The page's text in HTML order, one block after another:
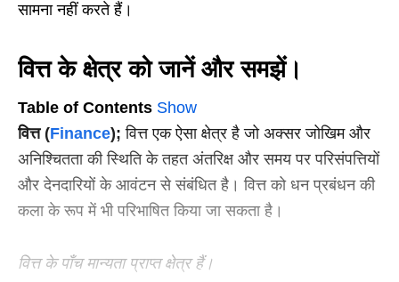
सामना नहीं करते हैं।
वित्त के क्षेत्र को जानें और समझें।
Table of Contents Show
वित्त (Finance); वित्त एक ऐसा क्षेत्र है जो अक्सर जोखिम और
अनिश्चितता की स्थिति के तहत अंतरिक्ष और समय पर परिसंपत्तियों
और देनदारियों के आवंटन से संबंधित है। वित्त को धन प्रबंधन की
कला के रूप में भी परिभाषित किया जा सकता है।
वित्त के पाँच मान्यता प्राप्त क्षेत्र हैं।